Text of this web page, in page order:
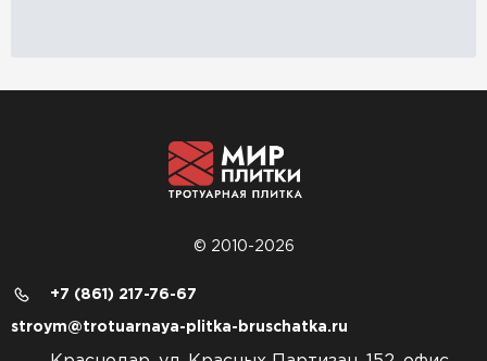
© 2010-2026
+7 (861) 217-76-67
stroym@trotuarnaya-plitka-bruschatka.ru